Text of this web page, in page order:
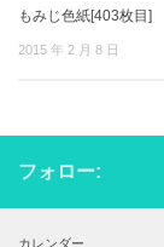
もみじ色紙[403枚目]
2015 年 2 月 8 日
フォロー:
カレンダー